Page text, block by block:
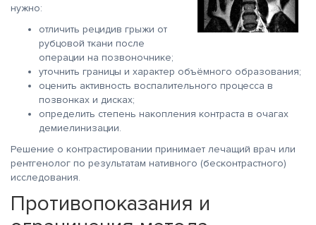
нужно:
отличить рецидив грыжи от
рубцовой ткани после
операции на позвоночнике;
уточнить границы и характер объёмного образования;
оценить активность воспалительного процесса в
позвонках и дисках;
определить степень накопления контраста в очагах
демиелинизации.
Решение о контрастировании принимает лечащий врач или
рентгенолог по результатам нативного (бесконтрастного)
исследования.
Противопоказания и